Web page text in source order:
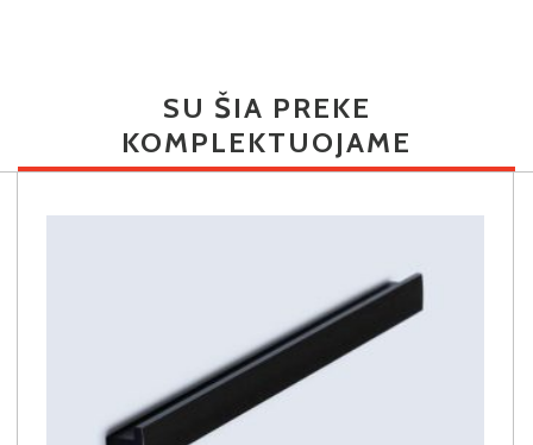
SU ŠIA PREKE
KOMPLEKTUOJAME